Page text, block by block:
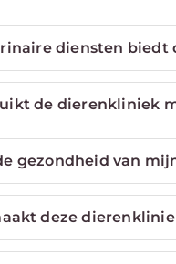
diensten
de dierenkliniek
gezondheid van
deze